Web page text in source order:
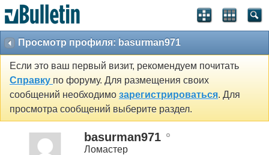
Просмотр профиля: basurman971
Если это ваш первый визит, рекомендуем почитать
Справку по форуму. Для размещения своих
сообщений необходимо зарегистрироваться. Для
просмотра сообщений выберите раздел.
basurman971
Ломастер